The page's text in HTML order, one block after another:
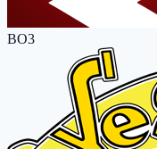
BO3